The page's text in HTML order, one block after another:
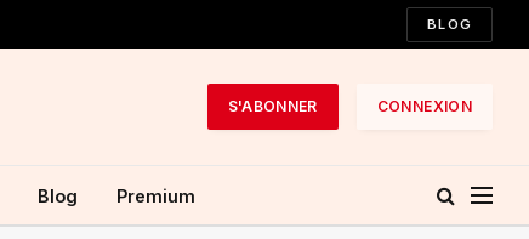
BLOG
S'ABONNER CONNEXION
Blog Premium